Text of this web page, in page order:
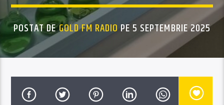
POSTAT DEGOLD FM RADIO PE 5 SEPTEMBRIE 2025